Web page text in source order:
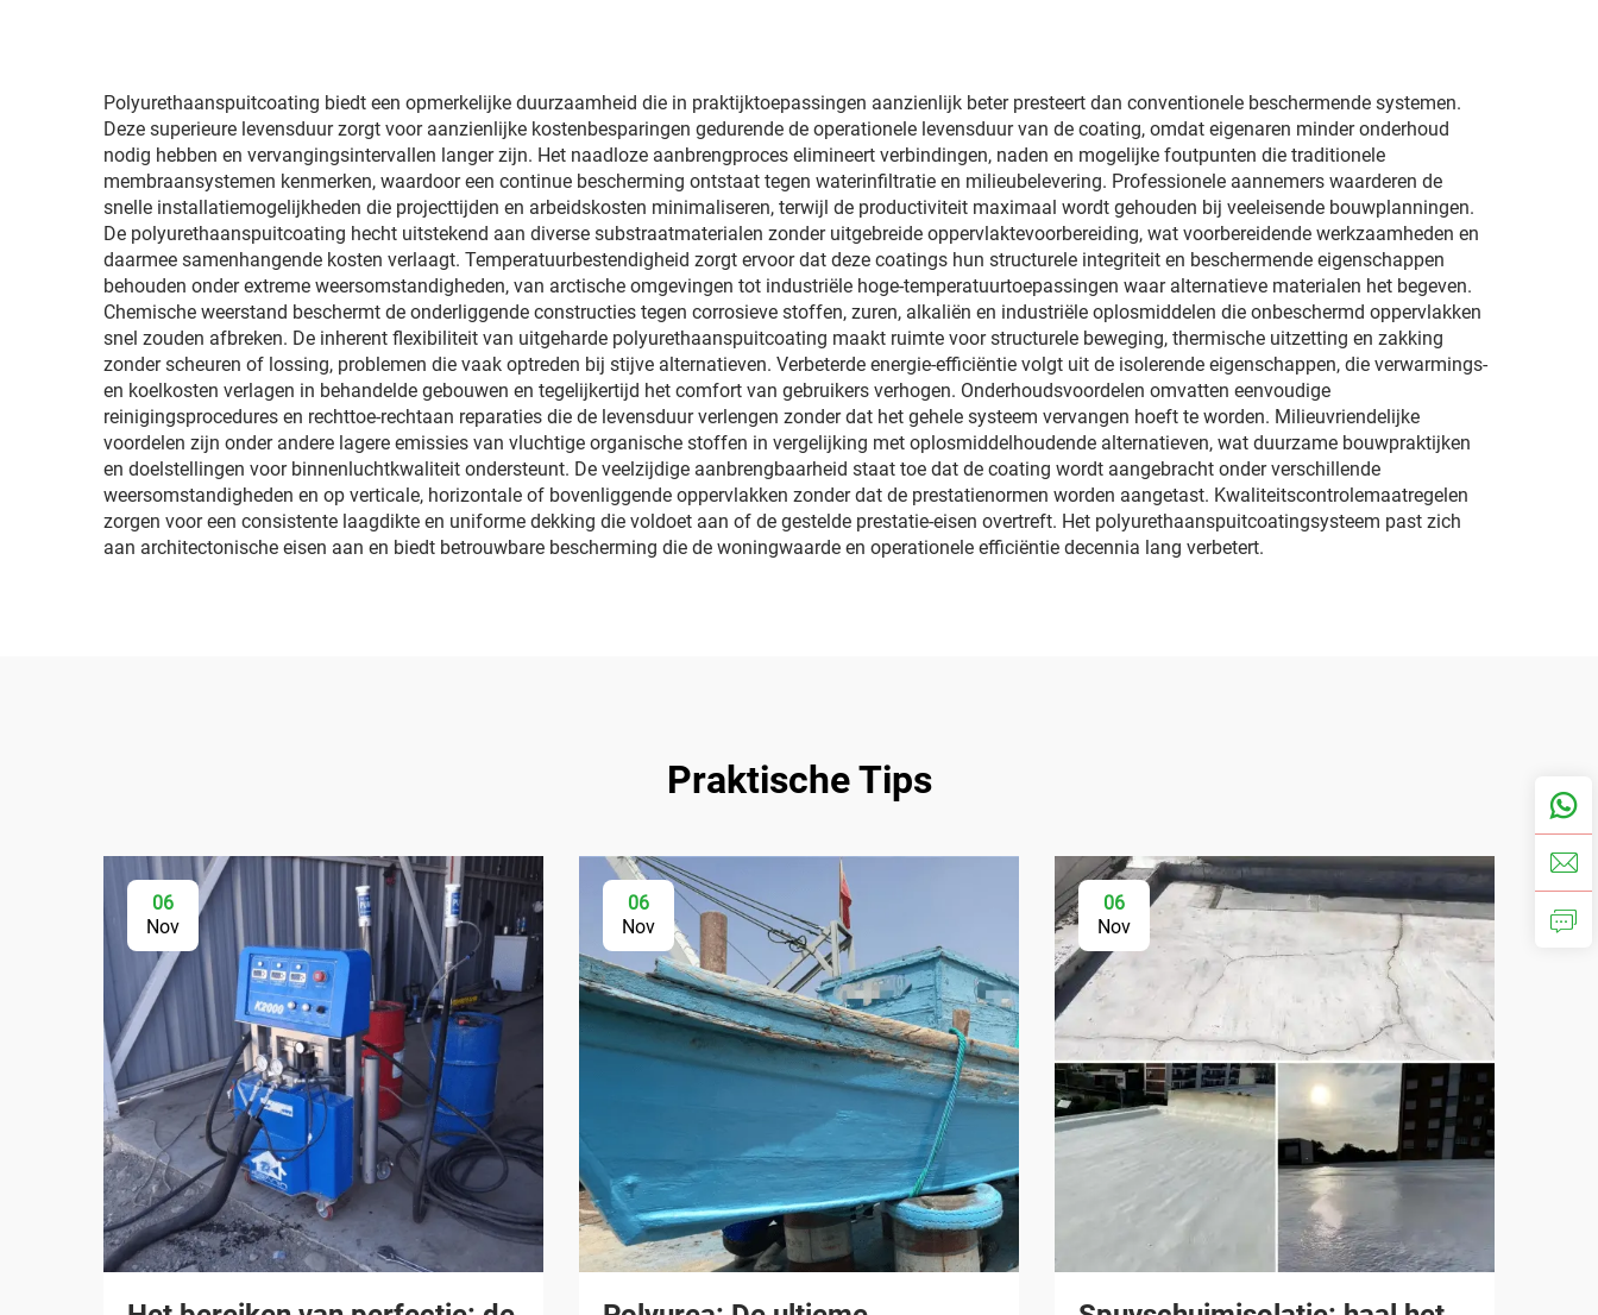
Polyurethaanspuitcoating biedt een opmerkelijke duurzaamheid die in praktijktoepassingen aanzienlijk beter presteert dan conventionele beschermende systemen.
Deze superieure levensduur zorgt voor aanzienlijke kostenbesparingen gedurende de operationele levensduur van de coating, omdat eigenaren minder onderhoud
nodig hebben en vervangingsintervallen langer zijn. Het naadloze aanbrengproces elimineert verbindingen, naden en mogelijke foutpunten die traditionele
membraansystemen kenmerken, waardoor een continue bescherming ontstaat tegen waterinfiltratie en milieubelevering. Professionele aannemers waarderen de
snelle installatiemogelijkheden die projecttijden en arbeidskosten minimaliseren, terwijl de productiviteit maximaal wordt gehouden bij veeleisende bouwplanningen.
De polyurethaanspuitcoating hecht uitstekend aan diverse substraatmaterialen zonder uitgebreide oppervlaktevoorbereiding, wat voorbereidende werkzaamheden en
daarmee samenhangende kosten verlaagt. Temperatuurbestendigheid zorgt ervoor dat deze coatings hun structurele integriteit en beschermende eigenschappen
behouden onder extreme weersomstandigheden, van arctische omgevingen tot industriële hoge-temperatuurtoepassingen waar alternatieve materialen het begeven.
Chemische weerstand beschermt de onderliggende constructies tegen corrosieve stoffen, zuren, alkaliën en industriële oplosmiddelen die onbeschermd oppervlakken
snel zouden afbreken. De inherent flexibiliteit van uitgeharde polyurethaanspuitcoating maakt ruimte voor structurele beweging, thermische uitzetting en zakking
zonder scheuren of lossing, problemen die vaak optreden bij stijve alternatieven. Verbeterde energie-efficiëntie volgt uit de isolerende eigenschappen, die verwarmings-
en koelkosten verlagen in behandelde gebouwen en tegelijkertijd het comfort van gebruikers verhogen. Onderhoudsvoordelen omvatten eenvoudige
reinigingsprocedures en rechttoe-rechtaan reparaties die de levensduur verlengen zonder dat het gehele systeem vervangen hoeft te worden. Milieuvriendelijke
voordelen zijn onder andere lagere emissies van vluchtige organische stoffen in vergelijking met oplosmiddelhoudende alternatieven, wat duurzame bouwpraktijken
en doelstellingen voor binnenluchtkwaliteit ondersteunt. De veelzijdige aanbrengbaarheid staat toe dat de coating wordt aangebracht onder verschillende
weersomstandigheden en op verticale, horizontale of bovenliggende oppervlakken zonder dat de prestatienormen worden aangetast. Kwaliteitscontrolemaatregelen
zorgen voor een consistente laagdikte en uniforme dekking die voldoet aan of de gestelde prestatie-eisen overtreft. Het polyurethaanspuitcoatingsysteem past zich
aan architectonische eisen aan en biedt betrouwbare bescherming die de woningwaarde en operationele efficiëntie decennia lang verbetert.
Praktische Tips
06
Nov
06
Nov
06
Nov